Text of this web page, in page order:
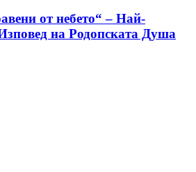
от небето“ – Най-
на Родопската Душа